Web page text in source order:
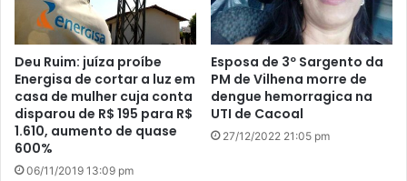
Deu Ruim: juíza proíbe
Energisa de cortar a luz em
casa de mulher cuja conta
disparou de R$ 195 para R$
1.610, aumento de quase
600%
06/11/2019 13:09 pm
Esposa de 3º Sargento da
PM de Vilhena morre de
dengue hemorragica na
UTI de Cacoal
27/12/2022 21:05 pm